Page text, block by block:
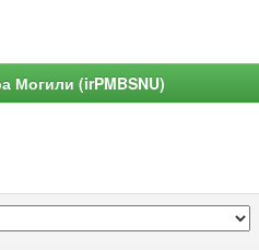
Могили (irPMBSNU)